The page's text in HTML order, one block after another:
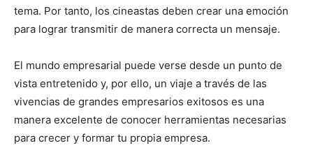
tema. Por tanto, los cineastas deben crear una emoción
para lograr transmitir de manera correcta un mensaje.
El mundo empresarial puede verse desde un punto de
vista entretenido y, por ello, un viaje a través de las
vivencias de grandes empresarios exitosos es una
manera excelente de conocer herramientas necesarias
para crecer y formar tu propia empresa.